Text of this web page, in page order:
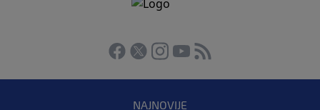
NAJNOVIJE